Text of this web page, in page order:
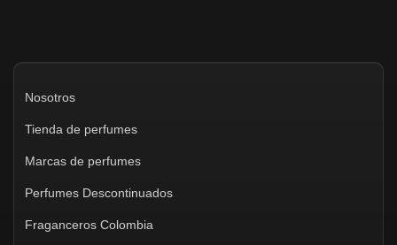
Nosotros
Tienda de perfumes
Marcas de perfumes
Perfumes Descontinuados
Fraganceros Colombia